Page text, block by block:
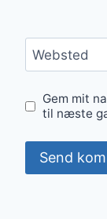
Websted
Gem mit
til næste